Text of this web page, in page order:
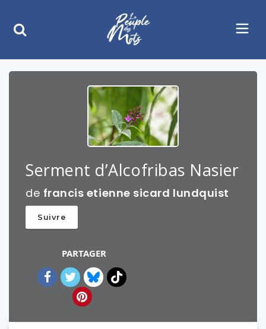
Serment d’Alcofribas Nasier
de francis etienne sicard lundquist
Suivre
PARTAGER